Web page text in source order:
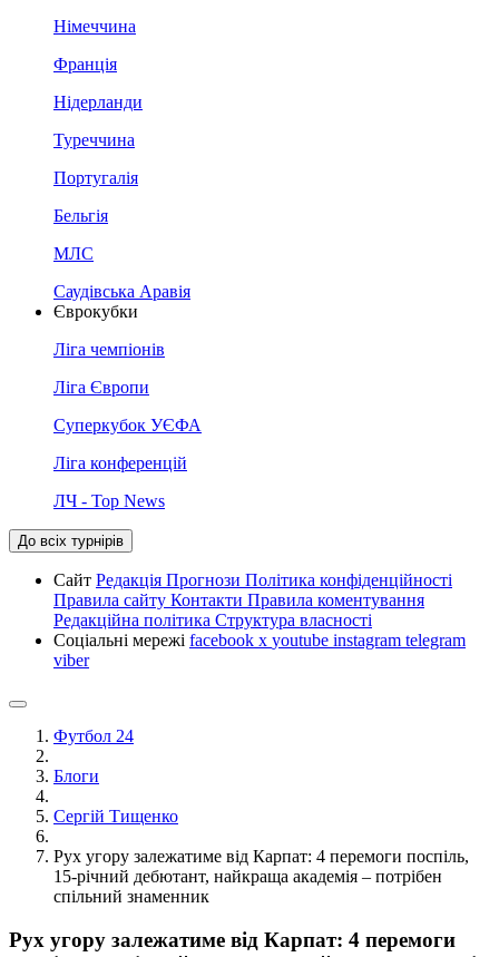
Німеччина
Франція
Нідерланди
Туреччина
Португалія
Бельгія
МЛС
Саудівська Аравія
Єврокубки
Ліга чемпіонів
Ліга Європи
Суперкубок УЄФА
Ліга конференцій
ЛЧ - Top News
До всіх турнірів
Сайт Редакція Прогнози Політика конфіденційності
Правила сайту Контакти Правила коментування
Редакційна політика Структура власності
Соціальні мережі facebook x youtube instagram telegram
viber
Футбол 24
Блоги
Сергій Тищенко
Рух угору залежатиме від Карпат: 4 перемоги поспіль,
15-річний дебютант, найкраща академія – потрібен
спільний знаменник
Рух угору залежатиме від Карпат: 4 перемоги